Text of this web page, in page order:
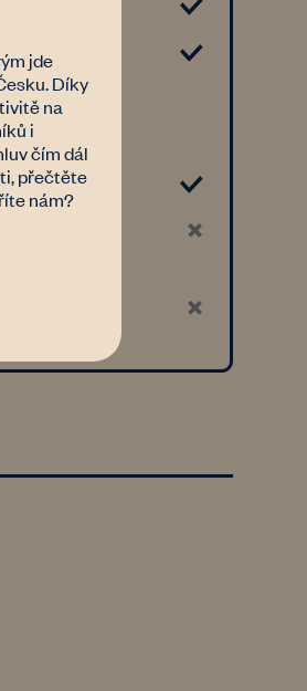
jde
Díky
na
i
čím dál
přečtěte
nám?